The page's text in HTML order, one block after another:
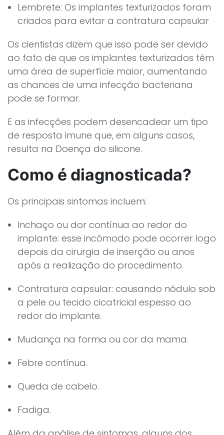
Lembrete: Os implantes texturizados foram
criados para evitar a contratura capsular
Os cientistas dizem que isso pode ser devido
ao fato de que os implantes texturizados têm
uma área de superfície maior, aumentando
as chances de uma infecção bacteriana
pode se formar.
E as infecções podem desencadear um tipo
de resposta imune que, em alguns casos,
resulta na Doença do silicone.
Como é diagnosticada?
Os principais sintomas incluem:
Inchaço ou dor contínua ao redor do
implante: esse incômodo pode ocorrer logo
depois da cirurgia de inserção ou anos
após a realização do procedimento.
Contratura capsular: causando nódulo sob
a pele ou tecido cicatricial espesso ao
redor do implante.
Mudança na forma ou cor da mama.
Febre contínua.
Queda de cabelo.
Fadiga.